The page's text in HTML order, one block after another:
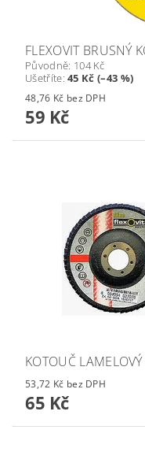
FLEXOVIT BRUSNÝ
Původně: 104 Kč
Ušetříte:45 Kč (–43 %)
48,76 Kč bez DPH
59 Kč
KOTOUČ
53,72 Kč bez DPH
65 Kč